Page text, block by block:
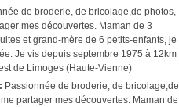
Passionnée de broderie, de bricolage,de
partager mes découvertes. Maman de